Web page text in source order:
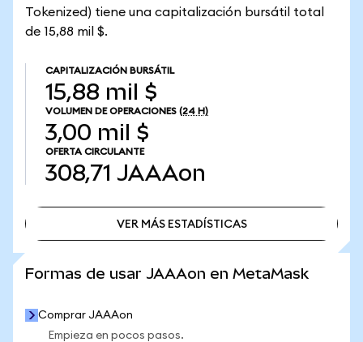
Tokenized) tiene una capitalización bursátil total
de 15,88 mil $.
CAPITALIZACIÓN BURSÁTIL
15,88 mil $
VOLUMEN DE OPERACIONES (24 H)
3,00 mil $
OFERTA CIRCULANTE
308,71 JAAAon
VER MÁS ESTADÍSTICAS
Formas de usar JAAAon en MetaMask
Comprar JAAAon
Empieza en pocos pasos.